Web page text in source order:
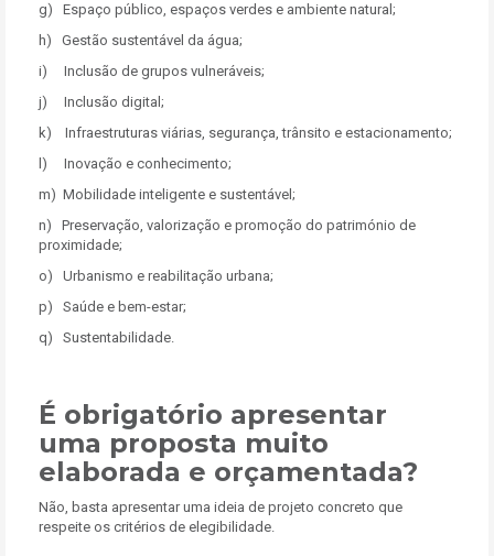
g) Espaço público, espaços verdes e ambiente natural;
h) Gestão sustentável da água;
i) Inclusão de grupos vulneráveis;
j) Inclusão digital;
k) Infraestruturas viárias, segurança, trânsito e estacionamento;
l) Inovação e conhecimento;
m) Mobilidade inteligente e sustentável;
n) Preservação, valorização e promoção do património de
proximidade;
o) Urbanismo e reabilitação urbana;
p) Saúde e bem-estar;
q) Sustentabilidade.
É obrigatório apresentar
uma proposta muito
elaborada e orçamentada?
Não, basta apresentar uma ideia de projeto concreto que
respeite os critérios de elegibilidade.